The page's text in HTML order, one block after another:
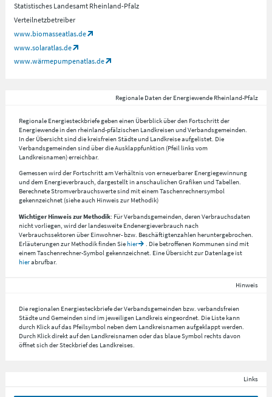
Statistisches Landesamt Rheinland-Pfalz
Verteilnetzbetreiber
www.biomasseatlas.de
www.solaratlas.de
www.wärmepumpenatlas.de
Regionale Daten der Energiewende Rheinland-Pfalz
Regionale Energiesteckbriefe geben einen Überblick über den Fortschritt der
Energiewende in den rheinland-pfälzischen Landkreisen und Verbandsgemeinden.
In der Übersicht sind die kreisfreien Städte und Landkreise aufgelistet. Die
Verbandsgemeinden sind über die Ausklappfunktion (Pfeil links vom
Landkreisnamen) erreichbar.
Gemessen wird der Fortschritt am Verhältnis von erneuerbarer Energiegewinnung
und dem Energieverbrauch, dargestellt in anschaulichen Grafiken und Tabellen.
Berechnete Stromverbrauchswerte sind mit einem Taschenrechnersymbol
gekennzeichnet (siehe auch Hinweis zur Methodik)
Wichtiger Hinweis zur Methodik: Für Verbandsgemeinden, deren Verbrauchsdaten
nicht vorliegen, wird der landesweite Endenergieverbrauch nach
Verbrauchssektoren über Einwohner- bzw. Beschäftigtenzahlen heruntergebrochen.
Erläuterungen zur Methodik finden Siehier
. Die betroffenen Kommunen sind mit
einem Taschenrechner-Symbol gekennzeichnet. Eine Übersicht zur Datenlage ist
hierabrufbar.
Hinweis
Die regionalen Energiesteckbriefe der Verbandsgemeinden bzw. verbandsfreien
Städte und Gemeinden sind im jeweiligen Landkreis eingeordnet. Die Liste kann
durch Klick auf das Pfeilsymbol neben dem Landkreisnamen aufgeklappt werden.
Durch Klick direkt auf den Landkreisnamen oder das blaue Symbol rechts davon
öffnet sich der Steckbrief des Landkreises.
Links